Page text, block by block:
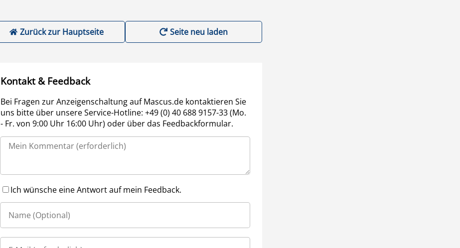
Zurück zur Hauptseite Seite neu laden
Kontakt & Feedback
Bei Fragen zur Anzeigenschaltung auf Mascus.de kontaktieren Sie
uns bitte über unsere Service-Hotline: +49 (0) 40 688 9157-33 (Mo.
- Fr. von 9:00 Uhr 16:00 Uhr) oder über das Feedbackformular.
Ich wünsche eine Antwort auf mein Feedback.